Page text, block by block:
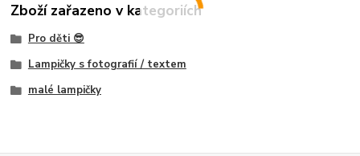
Zboží zařazeno v kategoriích
Pro děti 😎
Lampičky s fotografií / textem
malé lampičky